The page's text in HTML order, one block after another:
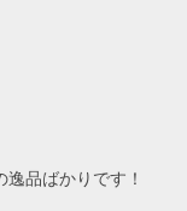
品ばかりです！